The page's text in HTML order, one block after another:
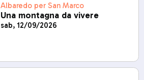
Albaredo per San Marco
Una montagna da vivere
sab, 12/09/2026